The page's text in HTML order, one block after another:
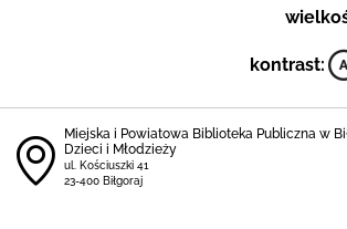
kontrast:
Miejska i Powiatowa Biblioteka Publiczna w
Dzieci i Młodzieży
ul. Kościuszki 41
23-400 Biłgoraj